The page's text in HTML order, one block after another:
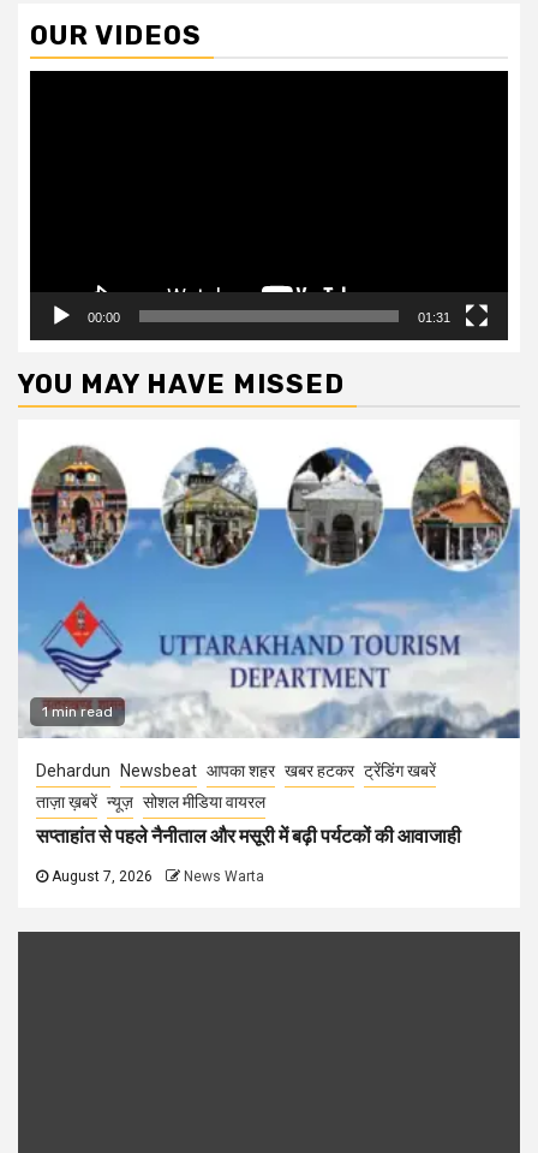
OUR VIDEOS
00:00 01:31
YOU MAY HAVE MISSED
1 min read
Dehardun Newsbeat आपका शहर खबर हटकर ट्रेंडिंग खबरें
ताज़ा ख़बरें न्यूज़ सोशल मीडिया वायरल
सप्ताहांत से पहले नैनीताल और मसूरी में बढ़ी पर्यटकों की आवाजाही
August 7, 2026 News Warta